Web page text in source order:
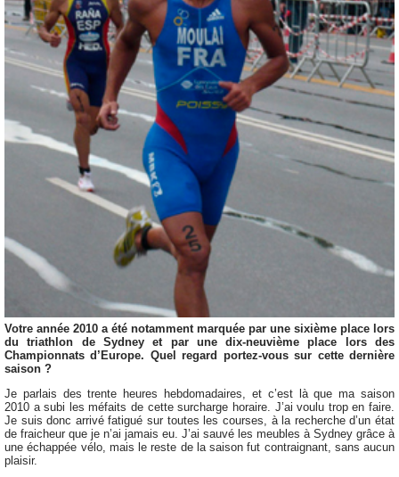
Votre année 2010 a été notamment marquée par une sixième place lors
du triathlon de Sydney et par une dix-neuvième place lors des
Championnats d’Europe. Quel regard portez-vous sur cette dernière
saison ?
Je parlais des trente heures hebdomadaires, et c’est là que ma saison
2010 a subi les méfaits de cette surcharge horaire. J’ai voulu trop en faire.
Je suis donc arrivé fatigué sur toutes les courses, à la recherche d’un état
de fraicheur que je n’ai jamais eu. J’ai sauvé les meubles à Sydney grâce à
une échappée vélo, mais le reste de la saison fut contraignant, sans aucun
plaisir.